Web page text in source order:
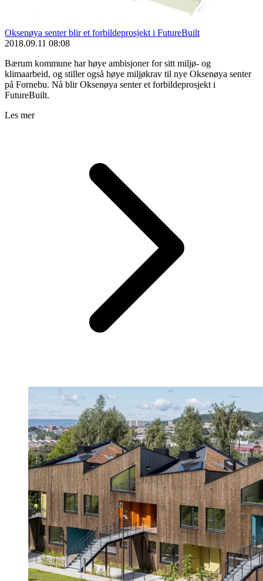
Oksenøya senter blir et forbildeprosjekt i FutureBuilt
2018.09.11 08:08
Bærum kommune har høye ambisjoner for sitt miljø- og
klimaarbeid, og stiller også høye miljøkrav til nye Oksenøya senter
på Fornebu. Nå blir Oksenøya senter et forbildeprosjekt i
FutureBuilt.
Les mer